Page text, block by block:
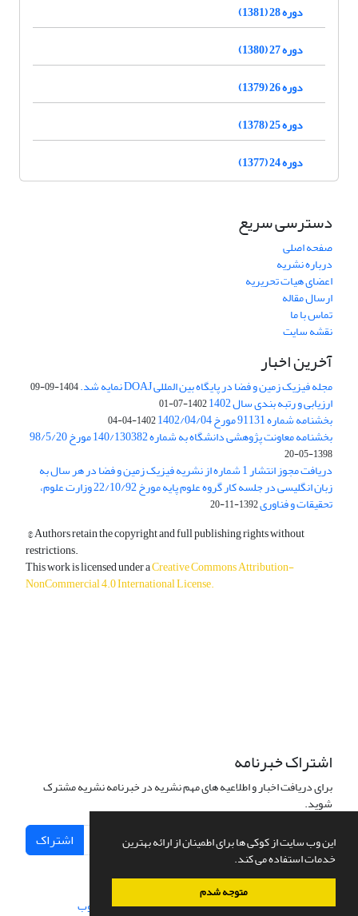
این وب سایت از کوکی ها برای اطمینان از ارائه بهترین
خدمات استفاده می کند.
متوجه شدم
دوره 28 (1381)
دوره 27 (1380)
دوره 26 (1379)
دوره 25 (1378)
دوره 24 (1377)
دسترسی سریع
صفحه اصلی
درباره نشریه
اعضای هیات تحریریه
ارسال مقاله
تماس با ما
نقشه سایت
آخرین اخبار
مجله فیزیک زمین و فضا در پایگاه بین المللی DOAJ نمایه شد. 1404-09-09
ارزیابی و رتبه بندی سال 1402 1402-07-01
بخشنامه شماره 91131 مورخ 1402/04/04 1402-04-04
بخشنامه معاونت پژوهشی دانشگاه به شماره 140/130382 مورخ 98/5/20
1398-05-20
دریافت مجوز انتشار 1 شماره از نشریه فیزیک زمین و فضا در هر سال به
زبان انگلیسی در جلسه کار گروه علوم پایه مورخ 22/10/92 وزارت علوم،
تحقیقات و فناوری1392-11-20
© Authors retain the copyright and full publishing rights without
restrictions.
This work is licensed under aCreative Commons Attribution-
NonCommercial 4.0 International License.
اشتراک خبرنامه
برای دریافت اخبار و اطلاعیه های مهم نشریه در خبرنامه نشریه مشترک
شوید.
اشتراک
سامانه مدیریت نشریات علمی.طراحی و پیاده سازی از سیناوب